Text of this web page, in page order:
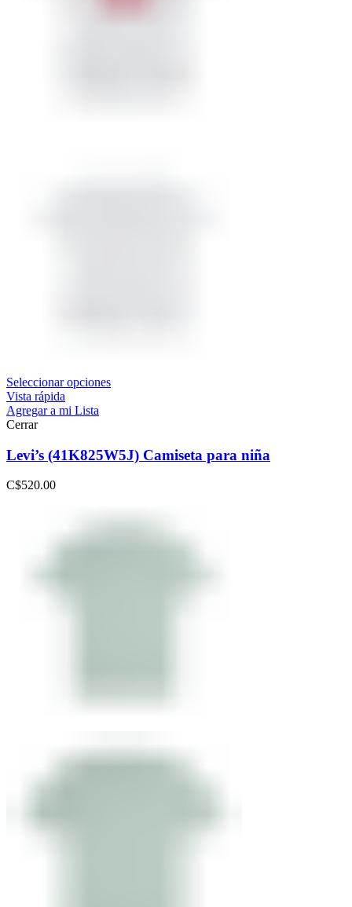
Seleccionar opciones
Vista rápida
Agregar a mi Lista
Cerrar
Levi’s (41K825W5J) Camiseta para niña
C$520.00